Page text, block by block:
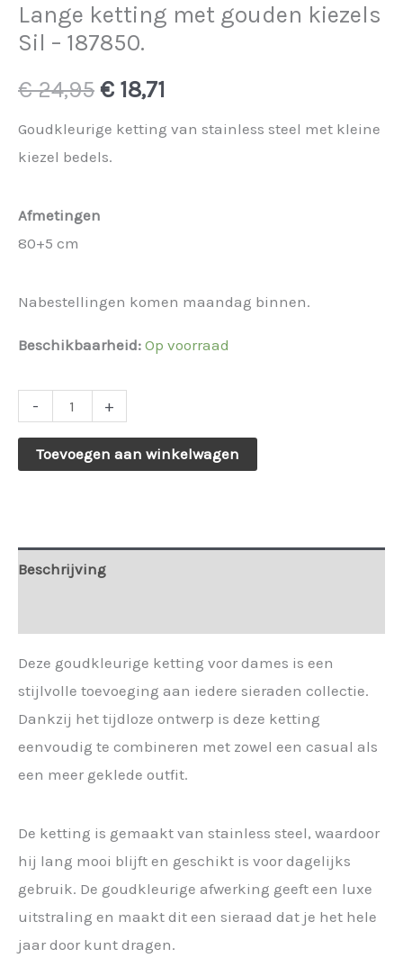
Lange ketting met gouden kiezels
Sil – 187850.
€24,95 Oorspronkelijke
prijs
€ 24,95.
€ 18,71
prijs
Goudkleurige ketting van stainless steel met kleine
kiezel bedels.
Afmetingen
80+5 cm
Nabestellingen komen maandag binnen.
Beschikbaarheid: Op voorraad
-
Lange
met
-
+
Toevoegen aan winkelwagen
Beschrijving
Deze goudkleurige ketting voor dames is een
stijlvolle toevoeging aan iedere sieraden collectie.
Dankzij het tijdloze ontwerp is deze ketting
eenvoudig te combineren met zowel een casual als
een meer geklede outfit.
De ketting is gemaakt van stainless steel, waardoor
hij lang mooi blijft en geschikt is voor dagelijks
gebruik. De goudkleurige afwerking geeft een luxe
uitstraling en maakt dit een sieraad dat je het hele
jaar door kunt dragen.